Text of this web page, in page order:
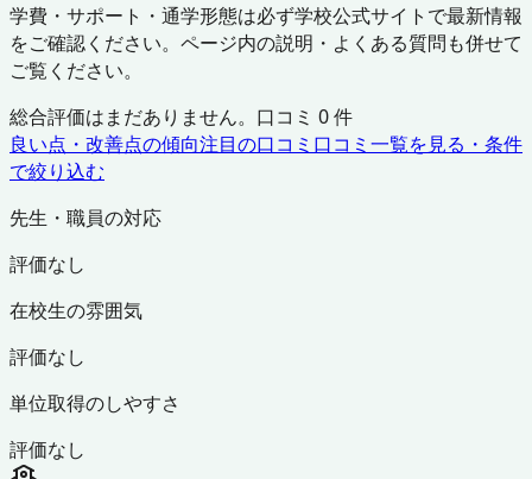
学費・サポート・通学形態は必ず学校公式サイトで最新情報
をご確認ください。ページ内の説明・よくある質問も併せて
ご覧ください。
総合評価はまだありません。口コミ 0件
良い点・改善点の傾向注目の口コミ 口コミ一覧を見る・条件
で絞り込む
先生・職員の対応
評価なし
在校生の雰囲気
評価なし
単位取得のしやすさ
評価なし